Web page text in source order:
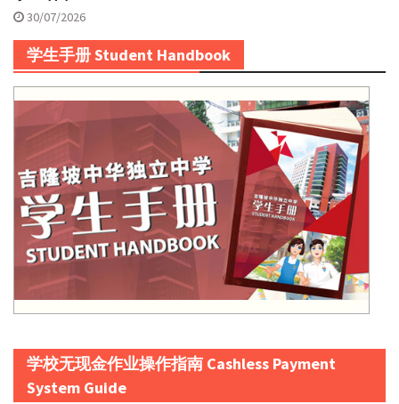
30/07/2026
学生手册 Student Handbook
学校无现金作业操作指南 Cashless Payment
System Guide